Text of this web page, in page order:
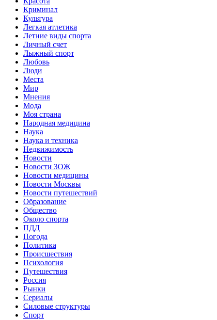
Криминал
Культура
Легкая атлетика
Летние виды спорта
Личный счет
Лыжный спорт
Любовь
Люди
Места
Мир
Мнения
Мода
Моя страна
Народная медицина
Наука
Наука и техника
Недвижимость
Новости
Новости ЗОЖ
Новости медицины
Новости Москвы
Новости путешествий
Образование
Общество
Около спорта
ПДД
Погода
Политика
Происшествия
Психология
Путешествия
Россия
Рынки
Сериалы
Силовые структуры
Спорт